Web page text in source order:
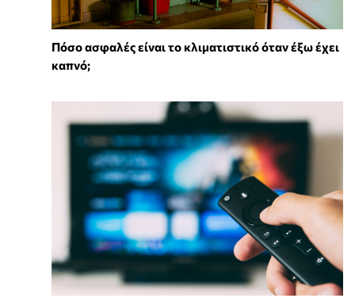
Πόσο ασφαλές είναι το κλιματιστικό όταν έξω έχει
καπνό;